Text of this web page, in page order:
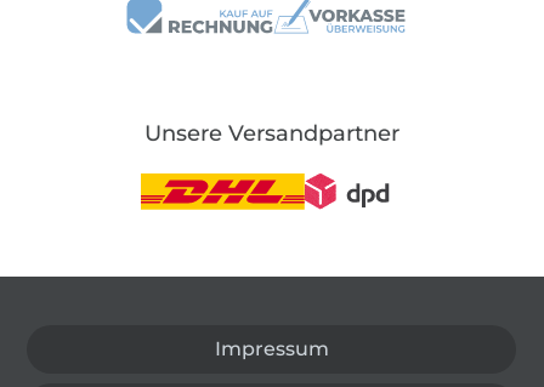
Unsere Versandpartner
Impressum